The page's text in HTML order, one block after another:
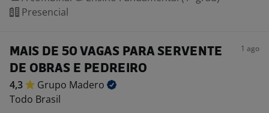
Presencial
MAIS DE 50 VAGAS PARA SERVENTE
DE OBRAS E PEDREIRO
1 ago
4,3 Grupo Madero
Todo Brasil